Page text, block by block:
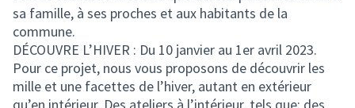
sa famille, à ses proches et aux habitants de la
commune.
DÉCOUVRE L’HIVER : Du 10 janvier au 1er avril 2023.
Pour ce projet, nous vous proposons de découvrir les
mille et une facettes de l’hiver, autant en extérieur
qu’en intérieur. Des ateliers à l’intérieur, tels que: des